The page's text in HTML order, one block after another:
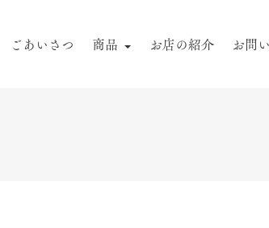
ごあいさつ 商品 お店の紹介 お問